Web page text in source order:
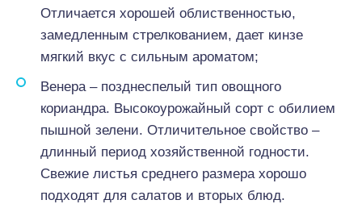
Отличается хорошей облиственностью,
замедленным стрелкованием, дает кинзе
мягкий вкус с сильным ароматом;
Венера – позднеспелый тип овощного
кориандра. Высокоурожайный сорт с обилием
пышной зелени. Отличительное свойство –
длинный период хозяйственной годности.
Свежие листья среднего размера хорошо
подходят для салатов и вторых блюд.